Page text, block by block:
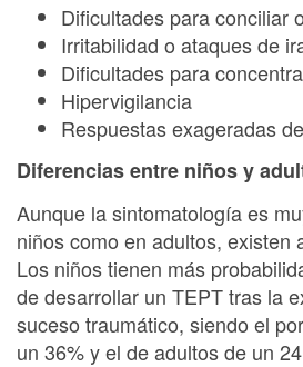
Dificultades para conciliar
Irritabilidad o ataques de
Dificultades para
Hipervigilancia
Respuestas exageradas
Diferencias entre niños y
Aunque la sintomatología es
niños como en adultos, existen
Los niños tienen más
de desarrollar un TEPT tras la
suceso traumático, siendo el
un 36% y el de adultos de un